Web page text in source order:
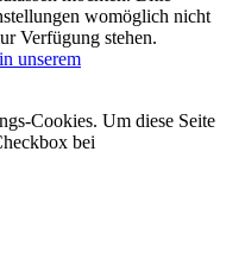
womöglich nicht
Verfügung stehen.
unserem
Cookies. Um diese Seite
bei